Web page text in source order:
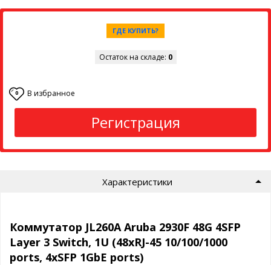
ГДЕ КУПИТЬ?
Остаток на складе: 0
0 В избранное
Регистрация
Характеристики
Коммутатор JL260A Aruba 2930F 48G 4SFP
Layer 3 Switch, 1U (48xRJ-45 10/100/1000
ports, 4xSFP 1GbE ports)